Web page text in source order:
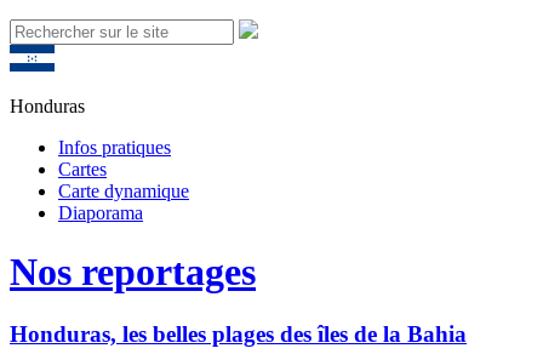
Honduras
Infos pratiques
Cartes
Carte dynamique
Diaporama
Nos reportages
Honduras, les belles plages des îles de la Bahia